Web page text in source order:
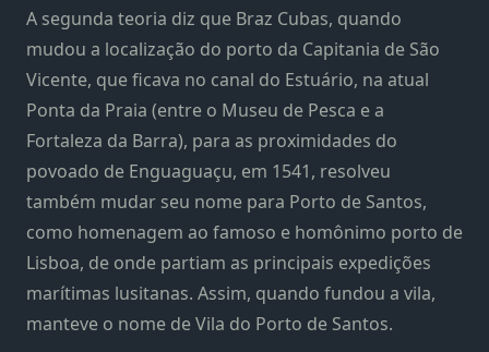
A segunda teoria diz que Braz Cubas, quando
mudou a localização do porto da Capitania de São
Vicente, que ficava no canal do Estuário, na atual
Ponta da Praia (entre o Museu de Pesca e a
Fortaleza da Barra), para as proximidades do
povoado de Enguaguaçu, em 1541, resolveu
também mudar seu nome para Porto de Santos,
como homenagem ao famoso e homônimo porto de
Lisboa, de onde partiam as principais expedições
marítimas lusitanas. Assim, quando fundou a vila,
manteve o nome de Vila do Porto de Santos.